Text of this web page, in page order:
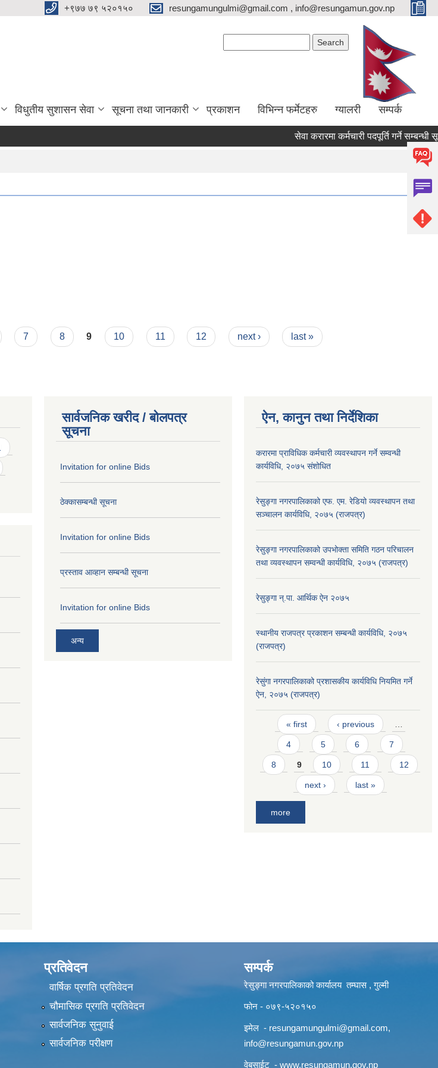
+९७७ ७९ ५२०१५० resungamungulmi@gmail.com , info@resungamun.gov.np
विधुतीय सुशासन सेवा सूचना तथा जानकारी प्रकाशन विभिन्न फर्मेटहरु ग्यालरी सम्पर्क
सेवा करारमा कर्मचारी पदपूर्ति गर्ने सम्बन्धी
7 8 9 10 11 12 next › last »
सार्वजनिक खरीद / बोलपत्र
सूचना
Invitation for online Bids
ठेक्कासम्बन्धी सूचना
Invitation for online Bids
प्रस्ताव आव्हान सम्बन्धी सूचना
Invitation for online Bids
अन्य
ऐन, कानुन तथा निर्देशिका
करारमा प्राविधिक कर्मचारी व्यवस्थापन गर्ने सम्वन्धी
कार्यविधि, २०७५ संशोधित
रेसुङ्गा नगरपालिकाको एफ. एम. रेडियो व्यवस्थापन तथा
सञ्चालन कार्यविधि, २०७५ (राजपत्र)
रेसुङ्गा नगरपालिकाको उपभोक्ता समिति गठन परिचालन
तथा व्यवस्थापन सम्वन्धी कार्यविधि, २०७५ (राजपत्र)
रेसुङ्गा न्.पा. आर्थिक ऐन २०७५
स्थानीय राजपत्र प्रकाशन सम्बन्धी कार्यविधि, २०७५
(राजपत्र)
रेसुंगा नगरपालिकाको प्रशासकीय कार्यविधि नियमित गर्ने
ऐन, २०७५ (राजपत्र)
Pages
« first ‹ previous
4 5 6 7
8 9 10 11 12
next › last »
more
प्रतिवेदन
वार्षिक प्रगति प्रतिवेदन
चौमासिक प्रगति प्रतिवेदन
सार्वजनिक सुनुवाई
सार्वजनिक परीक्षण
सम्पर्क
रेसुङ्गा नगरपालिकाको कार्यालय तम्घास , गुल्मी
फोन - ०७९-५२०१५०
इमेल - resungamungulmi@gmail.com,
info@resungamun.gov.np
वेबसाईट - www.resungamun.gov.np